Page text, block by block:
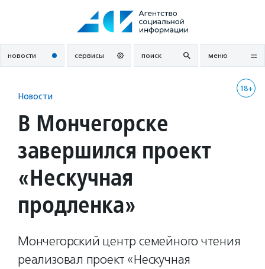
новости сервисы поиск меню
18+
Новости
В Мончегорске
завершился проект
«Нескучная
продленка»
Мончегорский центр семейного чтения
реализовал проект «Нескучная